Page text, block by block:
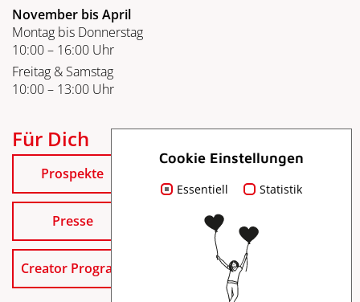
November bis April
Montag bis Donnerstag
10:00 – 16:00 Uhr
Freitag & Samstag
10:00 – 13:00 Uhr
Für Dich
Prospekte
Presse
Creator Program
Cookie Einstellungen
Essentiell Statistik